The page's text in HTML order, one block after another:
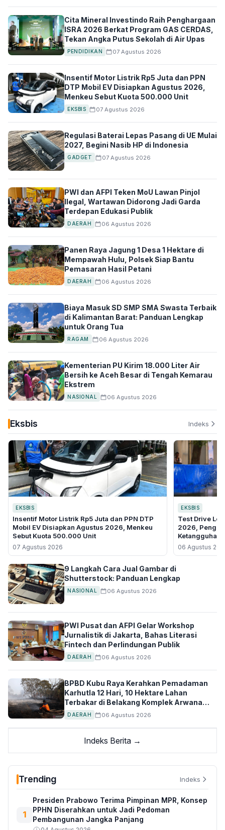
Cita Mineral Investindo Raih Penghargaan
ISRA 2026 Berkat Program GAS CERDAS,
Tekan Angka Putus Sekolah di Air Upas
PENDIDIKAN 07 Agustus 2026
Insentif Motor Listrik Rp5 Juta dan PPN
DTP Mobil EV Disiapkan Agustus 2026,
Menkeu Sebut Kuota 500.000 Unit
EKSBIS 07 Agustus 2026
Regulasi Baterai Lepas Pasang di UE Mulai
2027, Begini Nasib HP di Indonesia
GADGET 07 Agustus 2026
PWI dan AFPI Teken MoU Lawan Pinjol
Ilegal, Wartawan Didorong Jadi Garda
Terdepan Edukasi Publik
DAERAH 06 Agustus 2026
Panen Raya Jagung 1 Desa 1 Hektare di
Mempawah Hulu, Polsek Siap Bantu
Pemasaran Hasil Petani
DAERAH 06 Agustus 2026
Biaya Masuk SD SMP SMA Swasta Terbaik
di Kalimantan Barat: Panduan Lengkap
untuk Orang Tua
RAGAM 06 Agustus 2026
Kementerian PU Kirim 18.000 Liter Air
Bersih ke Aceh Besar di Tengah Kemarau
Ekstrem
NASIONAL 06 Agustus 2026
Eksbis Indeks
EKSBIS
Insentif Motor Listrik Rp5 Juta dan PPN DTP
Mobil EV Disiapkan Agustus 2026, Menkeu
Sebut Kuota 500.000 Unit
07 Agustus 2026
EKSBIS
Test Drive
2026,
Ketangguhan
06 Agustus
9 Langkah Cara Jual Gambar di
Shutterstock: Panduan Lengkap
NASIONAL 06 Agustus 2026
PWI Pusat dan AFPI Gelar Workshop
Jurnalistik di Jakarta, Bahas Literasi
Fintech dan Perlindungan Publik
DAERAH 06 Agustus 2026
BPBD Kubu Raya Kerahkan Pemadaman
Karhutla 12 Hari, 10 Hektare Lahan
Terbakar di Belakang Komplek Arwana
Indah
DAERAH 06 Agustus 2026
Indeks Berita →
Trending Indeks
1
Presiden Prabowo Terima Pimpinan MPR, Konsep
PPHN Diserahkan untuk Jadi Pedoman
Pembangunan Jangka Panjang